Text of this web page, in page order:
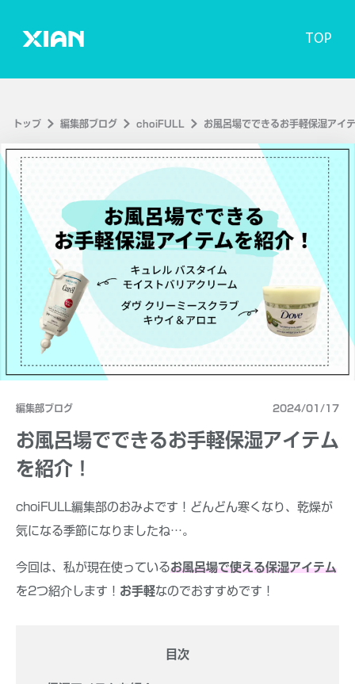
TOP
トップ 編集部ブログ choiFULL お風呂場でできるお手軽保湿アイ
編集部ブログ 2024/01/17
お風呂場でできるお手軽保湿アイテム
を紹介！
choiFULL編集部のおみよです！どんどん寒くなり、乾燥が
気になる季節になりましたね…。
今回は、私が現在使っているお風呂場で使える保湿アイテム
を2つ紹介します！ お手軽なのでおすすめです！
目次